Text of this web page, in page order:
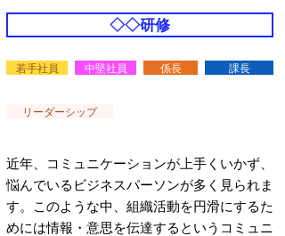
◇◇研修
若手社員 中堅社員 係長 課長
リーダーシップ
近年、コミュニケーションが上手くいかず、
悩んでいるビジネスパーソンが多く見られま
す。このような中、組織活動を円滑にするた
めには情報・意思を伝達するというコミュニ